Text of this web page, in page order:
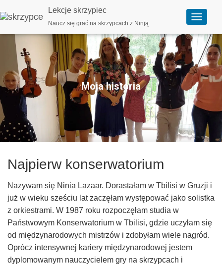
Lekcje skrzypiec
Naucz się grać na skrzypcach z Ninją
P
z
ą
c
z
n
a
w
c
Moja historia
Najpierw konserwatorium
Nazywam się Ninia Lazaar. Dorastałam w Tbilisi w Gruzji i
już w wieku sześciu lat zaczęłam występować jako solistka
z orkiestrami. W 1987 roku rozpoczęłam studia w
Państwowym Konserwatorium w Tbilisi, gdzie uczyłam się
od międzynarodowych mistrzów i zdobyłam wiele nagród.
Oprócz intensywnej kariery międzynarodowej jestem
dyplomowanym nauczycielem gry na skrzypcach i